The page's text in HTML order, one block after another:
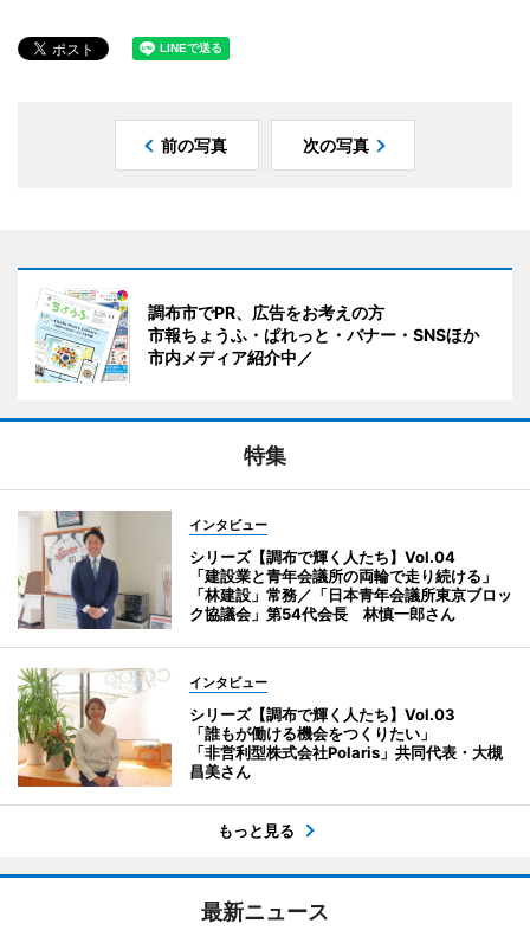
前の写真 次の写真
調布市でPR、広告をお考えの方
市報ちょうふ・ぱれっと・バナー・SNSほか
市内メディア紹介中／
特集
インタビュー
シリーズ【調布で輝く人たち】Vol.04
「建設業と青年会議所の両輪で走り続ける」
「林建設」常務／「日本青年会議所東京ブロッ
ク協議会」第54代会長 林慎一郎さん
インタビュー
シリーズ【調布で輝く人たち】Vol.03
「誰もが働ける機会をつくりたい」
「非営利型株式会社Polaris」共同代表・大槻
昌美さん
もっと見る
最新ニュース